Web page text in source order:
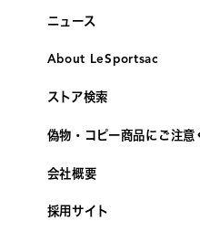
ニュース
About LeSportsac
ストア検索
偽物・コピー商品にご注意
会社概要
採用サイト